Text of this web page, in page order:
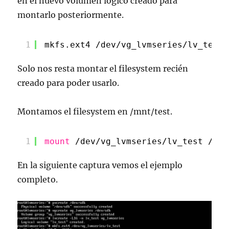
montarlo posteriormente.
1 mkfs.ext4 /dev/vg_lvmseries/lv_test
Solo nos resta montar el filesystem recién
creado para poder usarlo.
Montamos el filesystem en /mnt/test.
1 mount /dev/vg_lvmseries/lv_test /
En la siguiente captura vemos el ejemplo
completo.